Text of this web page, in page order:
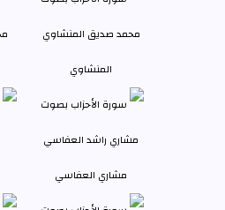
المنشاوي
مشاري العفاسي